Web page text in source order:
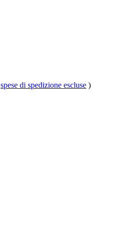
spese di spedizione escluse )